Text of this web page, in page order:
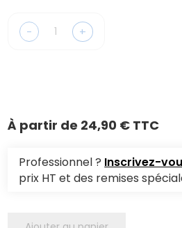
- +
À partir de 24,90 € TTC
Professionnel ? Inscrivez-
prix HT et des remises